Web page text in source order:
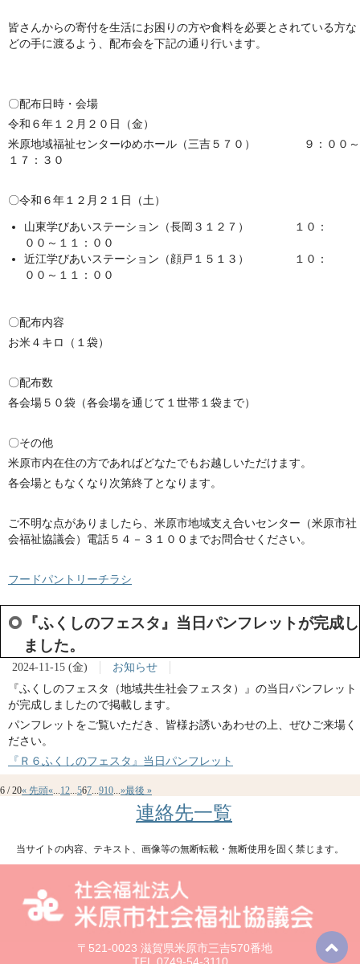
皆さんからの寄付を生活にお困りの方や食料を必要とされている方な
どの手に渡るよう、配布会を下記の通り行います。
〇配布日時・会場
令和６年１２月２０日（金）
米原地域福祉センターゆめホール（三吉５７０） ９：００～
１７：３０
〇令和６年１２月２１日（土）
山東学びあいステーション（長岡３１２７） １０：
００～１１：００
近江学びあいステーション（顔戸１５１３） １０：
００～１１：００
〇配布内容
お米４キロ（１袋）
〇配布数
各会場５０袋（各会場を通じて１世帯１袋まで）
〇その他
米原市内在住の方であればどなたでもお越しいただけます。
各会場ともなくなり次第終了となります。
ご不明な点がありましたら、米原市地域支え合いセンター（米原市社
会福祉協議会）電話５４－３１００までお問合せください。
フードパントリーチラシ
『ふくしのフェスタ』当日パンフレットが完成し
ました。
2024-11-15 (金)
お知らせ
『ふくしのフェスタ（地域共生社会フェスタ）』の当日パンフレット
が完成しましたので掲載します。
パンフレットをご覧いただき、皆様お誘いあわせの上、ぜひご来場く
ださい。
『Ｒ６ふくしのフェスタ』当日パンフレット
6 / 20« 先頭«...12...567...910...»最後 »
連絡先一覧
当サイトの内容、テキスト、画像等の無断転載・無断使用を固く禁じます。
〒521-0023 滋賀県米原市三吉570番地